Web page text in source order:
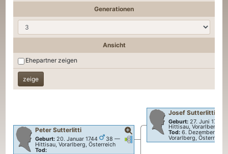
Generationen
Ansicht
Ehepartner zeigen
Verknüpfungen
Verknüpfungen
PeterSutterlitti
Geburt: 20. Januar 1744 38 —
Hittisau, Vorarlberg, Österreich
Tod:
Josef Sutterlitti
Geburt: 27. Juni 1705
Hittisau, Vorarlberg,
Tod: 6. Dezember
Vorarlberg, Österreich